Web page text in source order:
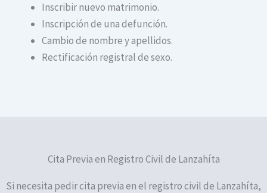
Inscribir nuevo matrimonio.
Inscripción de una defunción.
Cambio de nombre y apellidos.
Rectificación registral de sexo.
Cita Previa en Registro Civil de Lanzahíta
Si necesita pedir cita previa en el registro civil de Lanzahíta,